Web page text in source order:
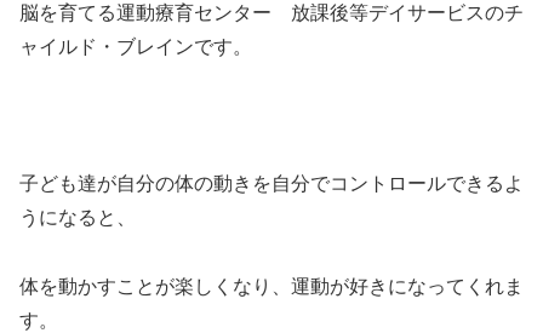
脳を育てる運動療育センター 放課後等デイサービスのチ
ャイルド・ブレインです。
子ども達が自分の体の動きを自分でコントロールできるよ
うになると、
体を動かすことが楽しくなり、運動が好きになってくれま
す。